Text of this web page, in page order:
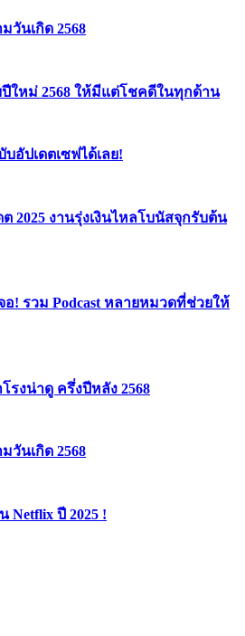
วันเกิด 2568
ใหม่ 2568 ให้มีแต่โชคดีในทุกด้าน
บอัปเดตเซฟได้เลย!
2025 งานรุ่งเงินไหลโบนัสจุกรับต้น
อ! รวม Podcast หลายหมวดที่ช่วยให้
รงน่าดู ครึ่งปีหลัง 2568
วันเกิด 2568
Netflix ปี 2025 !